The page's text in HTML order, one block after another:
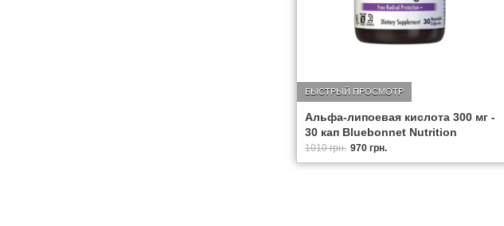
Альфа-липоевая кислота 300 мг -
30 кап Bluebonnet Nutrition
БЫСТРЫЙ ПРОСМОТР
1010 грн. 970 грн.